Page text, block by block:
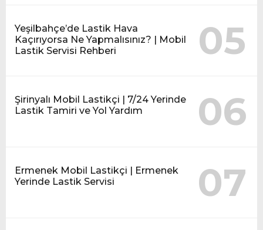
Yeşilbahçe’de Lastik Hava
Kaçırıyorsa Ne Yapmalısınız? | Mobil
Lastik Servisi Rehberi
05
Şirinyalı Mobil Lastikçi | 7/24 Yerinde
Lastik Tamiri ve Yol Yardım
06
Ermenek Mobil Lastikçi | Ermenek
Yerinde Lastik Servisi
07